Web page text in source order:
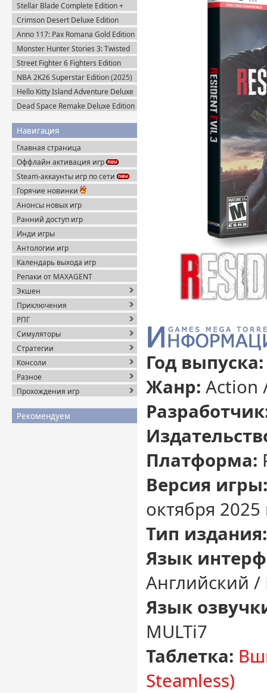
Stellar Blade Complete Edition +
Все DLC (2025) Пиратка
Crimson Desert Deluxe Edition
v.1.14.0 (2026) Portable
Anno 117: Pax Romana Gold Edition
(2025) Uplay-Rip
Monster Hunter Stories 3: Twisted
Reflection (2026) Steam-Rip
Street Fighter 6 Fighters Edition
(2023) Steam-Rip
NBA 2K26 Superstar Edition (2025)
Steam-Rip
Hello Kitty Island Adventure Deluxe
Edition (2025) Steam-Rip
Dead Space Remake Deluxe Edition
Навигация
Главная страница
Оффлайн активация игр
Steam-аккаунты игр по сети
Горячие новинки
Анонсы новых игр
Ранний доступ игр
Инди игры
Антологии игр
Календарь выхода игр
Репаки от MAXAGENT
Экшен
Приключения
РПГ
Симуляторы
Стратегии
Консоли
Разное
Прохождения игр
Рекомендуем
Год
Жанр: Action
Платформа:
Версия игры:
октября 2025
Тип издания:
Язык
Английский /
Язык
MULTi7
Таблетка:
Steamless)